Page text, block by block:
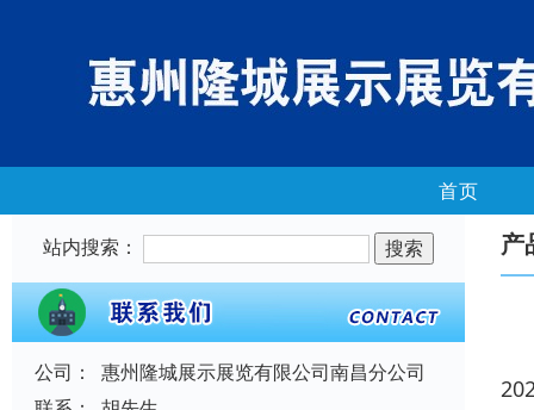
首页
站内搜索：
公司：
惠州隆城展示展览有限公司南昌分公司
产